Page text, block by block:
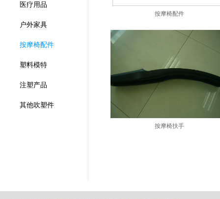
医疗用品
户外家具
按摩椅配件
塑料模特
注塑产品
其他吹塑件
按摩椅配件
按摩椅扶手